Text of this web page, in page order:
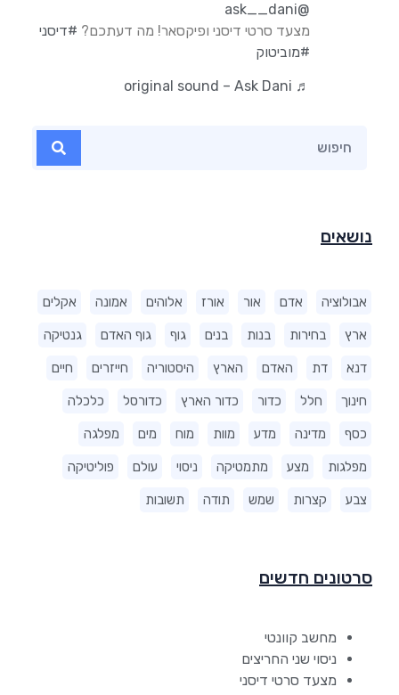
נושאים
אבולוציה אדם אור אורז אלוהים אמונה אקלים
ארץ בחירות בנות בנים גוף גוף האדם גנטיקה
דנא דת האדם הארץ היסטוריה חייזרים חיים
חינוך חלל כדור כדור הארץ כדורסל כלכלה
כסף מדינה מדע מוות מוח מים מפלגה
מפלגות מצע מתמטיקה ניסוי עולם פוליטיקה
צבע קצרות שמש תודה תשובות
סרטונים חדשים
מחשב קוונטי
ניסוי שני החריצים
מצעד סרטי דיסני
@ask__dani
מצעד סרטי דיסני ופיקסאר! מה דעתכם? #דיסני
#מוביטוק
♬ original sound – Ask Dani